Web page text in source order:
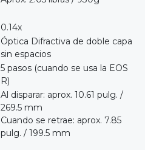
0.14x
Óptica Difractiva de doble capa
sin espacios
5 pasos (cuando se usa la EOS
R)
Al disparar: aprox. 10.61 pulg. /
269.5 mm
Cuando se retrae: aprox. 7.85
pulg. / 199.5 mm